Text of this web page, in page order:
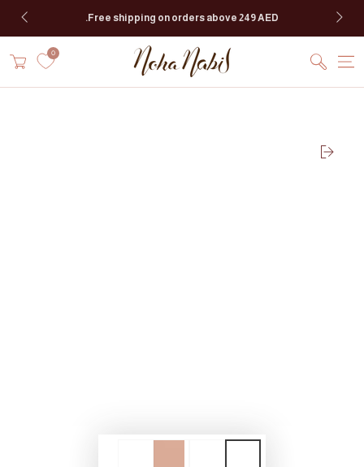
انتقل إلى المحتوى
Free shipping on orders above 249 AED.
0